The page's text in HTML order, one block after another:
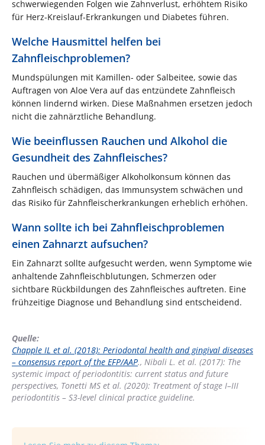
schwerwiegenden Folgen wie Zahnverlust, erhöhtem Risiko
für Herz-Kreislauf-Erkrankungen und Diabetes führen.
Welche Hausmittel helfen bei
Zahnfleischproblemen?
Mundspülungen mit Kamillen- oder Salbeitee, sowie das
Auftragen von Aloe Vera auf das entzündete Zahnfleisch
können lindernd wirken. Diese Maßnahmen ersetzen jedoch
nicht die zahnärztliche Behandlung.
Wie beeinflussen Rauchen und Alkohol die
Gesundheit des Zahnfleisches?
Rauchen und übermäßiger Alkoholkonsum können das
Zahnfleisch schädigen, das Immunsystem schwächen und
das Risiko für Zahnfleischerkrankungen erheblich erhöhen.
Wann sollte ich bei Zahnfleischproblemen
einen Zahnarzt aufsuchen?
Ein Zahnarzt sollte aufgesucht werden, wenn Symptome wie
anhaltende Zahnfleischblutungen, Schmerzen oder
sichtbare Rückbildungen des Zahnfleisches auftreten. Eine
frühzeitige Diagnose und Behandlung sind entscheidend.
Quelle:
Chapple IL et al. (2018): Periodontal health and gingival diseases
– consensus report of the EFP/AAP., Nibali L. et al. (2017): The
systemic impact of periodontitis: current status and future
perspectives, Tonetti MS et al. (2020): Treatment of stage I–III
periodontitis – S3-level clinical practice guideline.